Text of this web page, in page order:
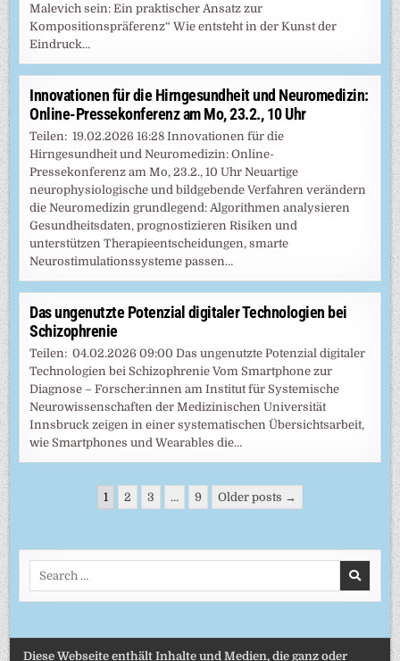
Malevich sein: Ein praktischer Ansatz zur
Kompositionspräferenz“ Wie entsteht in der Kunst der
Eindruck…
Innovationen für die Hirngesundheit und Neuromedizin:
Online-Pressekonferenz am Mo, 23.2., 10 Uhr
Teilen: 19.02.2026 16:28 Innovationen für die
Hirngesundheit und Neuromedizin: Online-
Pressekonferenz am Mo, 23.2., 10 Uhr Neuartige
neurophysiologische und bildgebende Verfahren verändern
die Neuromedizin grundlegend: Algorithmen analysieren
Gesundheitsdaten, prognostizieren Risiken und
unterstützen Therapieentscheidungen, smarte
Neurostimulationssysteme passen…
Das ungenutzte Potenzial digitaler Technologien bei
Schizophrenie
Teilen: 04.02.2026 09:00 Das ungenutzte Potenzial digitaler
Technologien bei Schizophrenie Vom Smartphone zur
Diagnose – Forscher:innen am Institut für Systemische
Neurowissenschaften der Medizinischen Universität
Innsbruck zeigen in einer systematischen Übersichtsarbeit,
wie Smartphones und Wearables die…
Seitennummerierung
Beiträge
1 2 3 … 9 Older posts →
Diese Webseite enthält Inhalte und Medien, die ganz oder